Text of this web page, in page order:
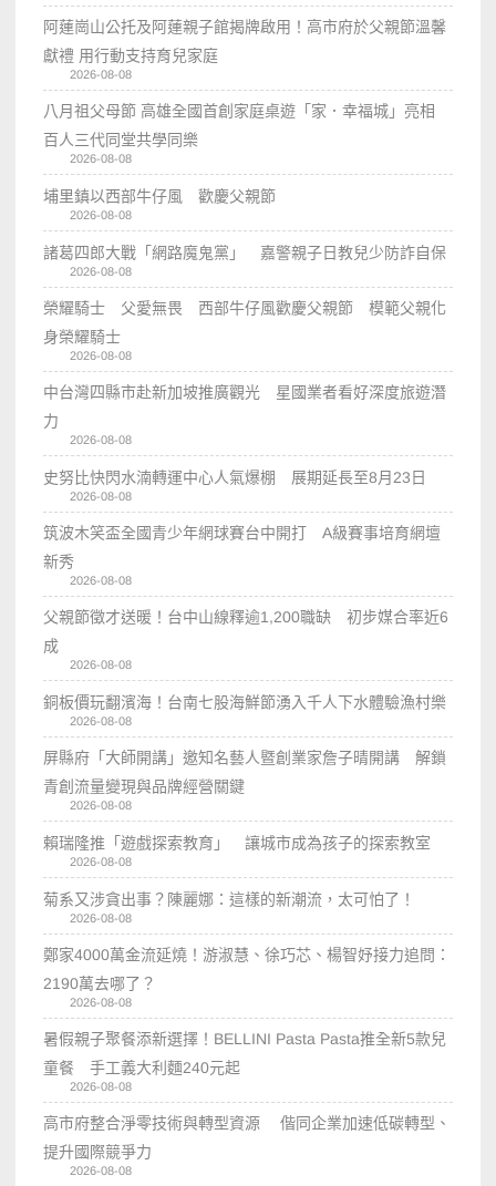
阿蓮崗山公托及阿蓮親子館揭牌啟用！高市府於父親節溫馨
獻禮 用行動支持育兒家庭
2026-08-08
八月祖父母節 高雄全國首創家庭桌遊「家．幸福城」亮相
百人三代同堂共學同樂
2026-08-08
埔里鎮以西部牛仔風 歡慶父親節
2026-08-08
諸葛四郎大戰「網路魔鬼黨」 嘉警親子日教兒少防詐自保
2026-08-08
榮耀騎士 父愛無畏 西部牛仔風歡慶父親節 模範父親化
身榮耀騎士
2026-08-08
中台灣四縣市赴新加坡推廣觀光 星國業者看好深度旅遊潛
力
2026-08-08
史努比快閃水湳轉運中心人氣爆棚 展期延長至8月23日
2026-08-08
筑波木笑盃全國青少年網球賽台中開打 A級賽事培育網壇
新秀
2026-08-08
父親節徵才送暖！台中山線釋逾1,200職缺 初步媒合率近6
成
2026-08-08
銅板價玩翻濱海！台南七股海鮮節湧入千人下水體驗漁村樂
2026-08-08
屏縣府「大師開講」邀知名藝人暨創業家詹子晴開講 解鎖
青創流量變現與品牌經營關鍵
2026-08-08
賴瑞隆推「遊戲探索教育」 讓城市成為孩子的探索教室
2026-08-08
菊系又涉貪出事？陳麗娜：這樣的新潮流，太可怕了！
2026-08-08
鄭家4000萬金流延燒！游淑慧、徐巧芯、楊智妤接力追問：
2190萬去哪了？
2026-08-08
暑假親子聚餐添新選擇！BELLINI Pasta Pasta推全新5款兒
童餐 手工義大利麵240元起
2026-08-08
高市府整合淨零技術與轉型資源 偕同企業加速低碳轉型、
提升國際競爭力
2026-08-08